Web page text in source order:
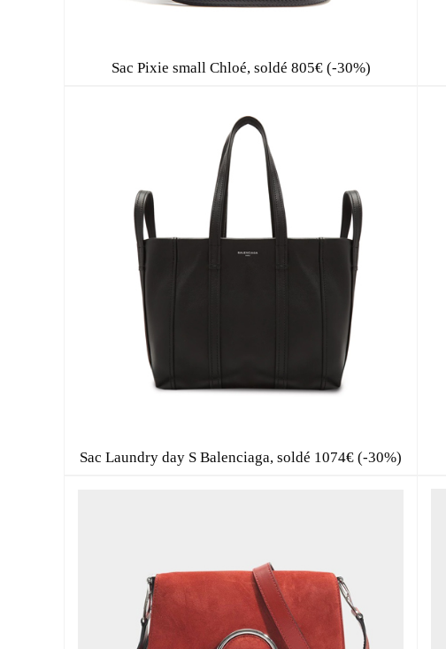
Sac Pixie small Chloé, soldé 805€ (-30%)
Sac Laundry day S Balenciaga, soldé 1074€ (-30%)